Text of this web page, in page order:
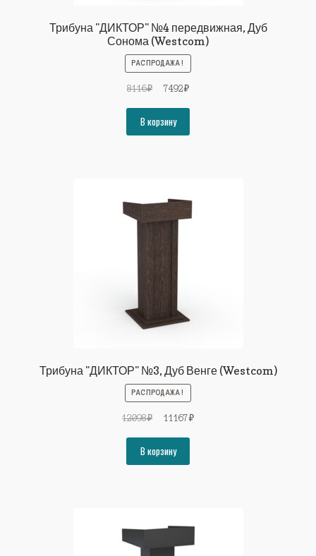
Трибуна "ДИКТОР" №4 передвижная, Дуб
Сонома (Westcom)
РАСПРОДАЖА!
8116₽
Первоначальная
составляла
8116₽.
7492₽Текущая
В корзину
Трибуна "ДИКТОР" №3, Дуб Венге (Westcom)
РАСПРОДАЖА!
12098₽
Первоначальная
составляла
12098₽.
11167₽Текущая
В корзину